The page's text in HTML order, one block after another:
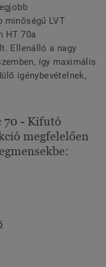
minőségű LVT
HT 70a
Ellenálló a nagy
így maximális
igénybevételnek,
70 - Kifutó
megfelelően